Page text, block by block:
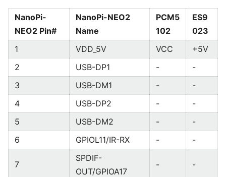
NanoPi-
NEO2 Pin#
NanoPi-NEO2
Name
PCM5
102
ES9
023
1
VDD_5V VCC
+5V
2
USB-DP1 -
-
3
USB-DM1 -
-
4
USB-DP2 -
-
5
USB-DM2 -
-
6
GPIOL11/IR-RX - -
7
SPDIF-
OUT/GPIOA17
- -